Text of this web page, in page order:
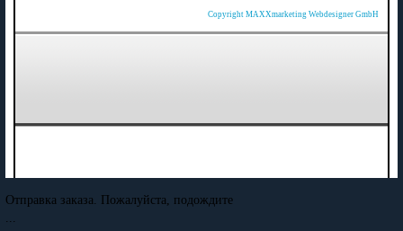
Copyright MAXXmarketing Webdesigner GmbH
Отправка заказа. Пожалуйста, подождите
...